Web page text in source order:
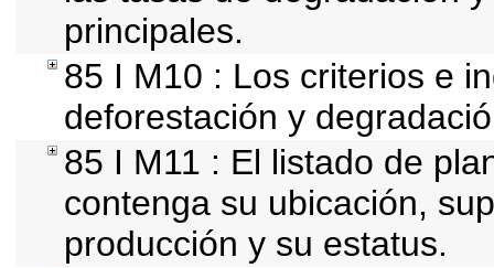
principales.
85 I M10 : Los criterios e
deforestación y
85 I M11 : El listado de
contenga su ubicación,
producción y su estatus.